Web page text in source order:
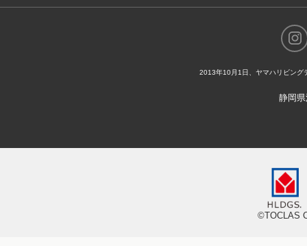
2013年10月1日、ヤマハリビング
静岡
©TOCLAS